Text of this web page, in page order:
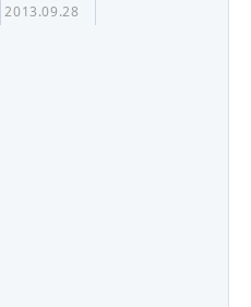
2013.09.28